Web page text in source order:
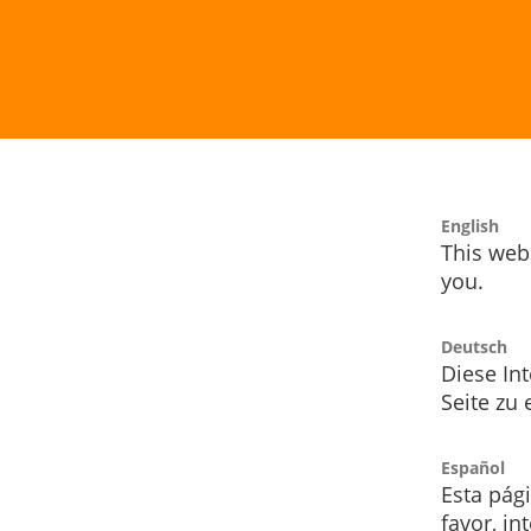
English
This
you.
Deutsch
Diese
Seite zu
Español
Esta
favor,